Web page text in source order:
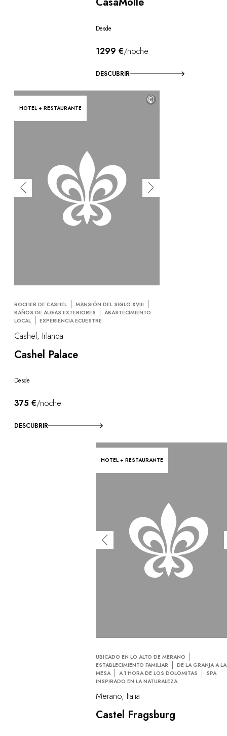
Desde
1299 €/noche
DESCUBRIR
HOTEL + RESTAURANTE
©
ROCHER DE CASHEL
MANSIÓN DEL SIGLO XVIII
BAÑOS DE ALGAS EXTERIORES
ABASTECIMIENTO
LOCAL
EXPERIENCIA ECUESTRE
Cashel, Irlanda
Cashel Palace
Desde
375 €/noche
DESCUBRIR
HOTEL + RESTAURANTE
UBICADO EN LO ALTO DE MERANO
ESTABLECIMIENTO FAMILIAR
DE LA GRANJA A LA
MESA
A 1 HORA DE LOS DOLOMITAS
SPA
INSPIRADO EN LA NATURALEZA
Merano, Italia
Castel Fragsburg